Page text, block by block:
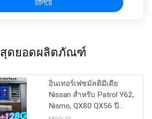
สุดยอดผลิตภัณฑ์
อินเทอร์เฟซมัลติมีเดีย
Nissan สำหรับ Patrol Y62,
Nismo, QX80 QX56 ปี
2013-2021 อัปเกรดหน้า